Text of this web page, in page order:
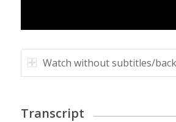
Watch without subtitles/
Transcript